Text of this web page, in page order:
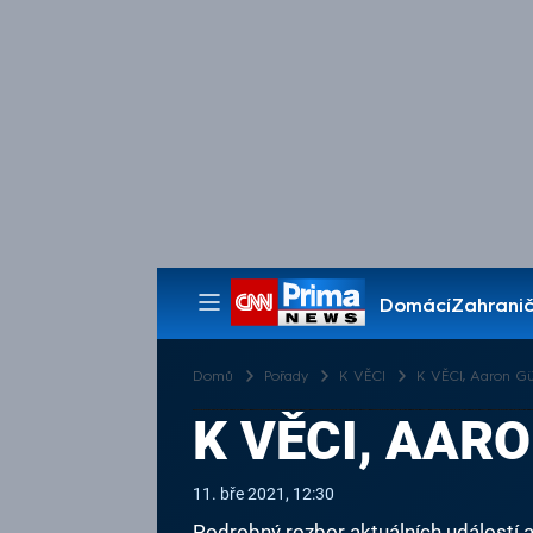
Domácí
Pořady
Domů Pořady K VĚCI K VĚCI, Aaron
K VĚCI,
11. bře 2021, 12:30